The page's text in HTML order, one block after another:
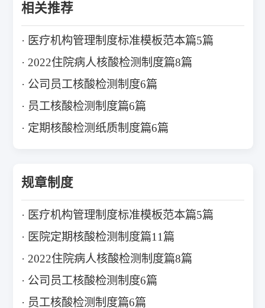
相关推荐
医疗机构管理制度标准模板范本篇5篇
2022住院病人核酸检测制度篇8篇
公司员工核酸检测制度6篇
员工核酸检测制度篇6篇
定期核酸检测纸质制度篇6篇
规章制度
医疗机构管理制度标准模板范本篇5篇
医院定期核酸检测制度篇11篇
2022住院病人核酸检测制度篇8篇
公司员工核酸检测制度6篇
员工核酸检测制度篇6篇